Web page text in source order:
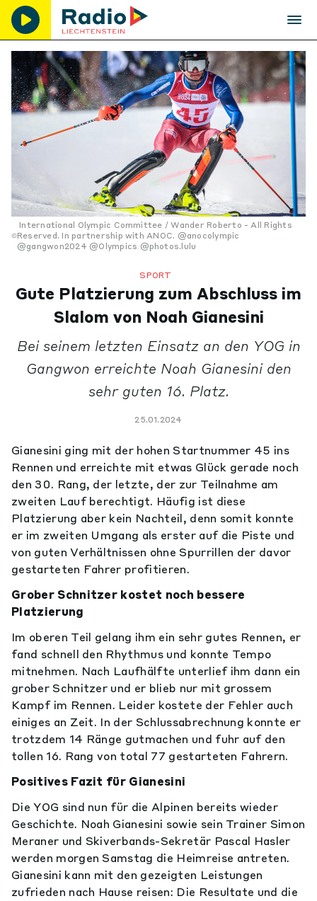
International Olympic Committee / Wander Roberto - All Rights
Reserved. In partnership with ANOC. @anocolympic
@gangwon2024 @Olympics @photos.lulu
SPORT
Gute Platzierung zum Abschluss im
Slalom von Noah Gianesini
Bei seinem letzten Einsatz an den YOG in
Gangwon erreichte Noah Gianesini den
sehr guten 16. Platz.
25.01.2024
Gianesini ging mit der hohen Startnummer 45 ins
Rennen und erreichte mit etwas Glück gerade noch
den 30. Rang, der letzte, der zur Teilnahme am
zweiten Lauf berechtigt. Häufig ist diese
Platzierung aber kein Nachteil, denn somit konnte
er im zweiten Umgang als erster auf die Piste und
von guten Verhältnissen ohne Spurrillen der davor
gestarteten Fahrer profitieren.
Grober Schnitzer kostet noch bessere
Platzierung
Im oberen Teil gelang ihm ein sehr gutes Rennen, er
fand schnell den Rhythmus und konnte Tempo
mitnehmen. Nach Laufhälfte unterlief ihm dann ein
grober Schnitzer und er blieb nur mit grossem
Kampf im Rennen. Leider kostete der Fehler auch
einiges an Zeit. In der Schlussabrechnung konnte er
trotzdem 14 Ränge gutmachen und fuhr auf den
tollen 16. Rang von total 77 gestarteten Fahrern.
Positives Fazit für Gianesini
Die YOG sind nun für die Alpinen bereits wieder
Geschichte. Noah Gianesini sowie sein Trainer Simon
Meraner und Skiverbands-Sekretär Pascal Hasler
werden morgen Samstag die Heimreise antreten.
Gianesini kann mit den gezeigten Leistungen
zufrieden nach Hause reisen: Die Resultate und die